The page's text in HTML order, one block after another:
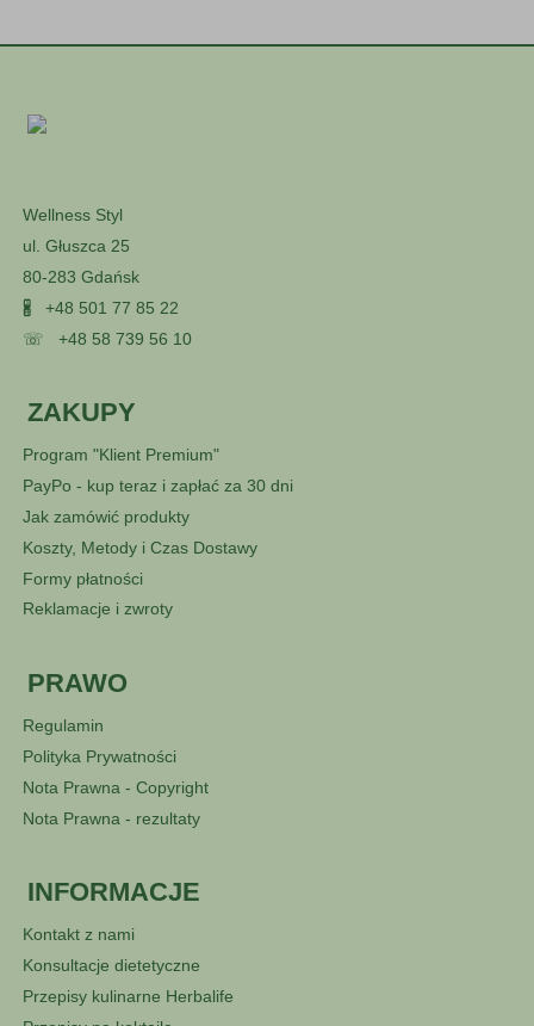
Wellness Styl
ul. Głuszca 25
80-283 Gdańsk
🖁 +48 501 77 85 22
☏ +48 58 739 56 10
ZAKUPY
Program "Klient Premium"
PayPo - kup teraz i zapłać za 30 dni
Jak zamówić produkty
Koszty, Metody i Czas Dostawy
Formy płatności
Reklamacje i zwroty
PRAWO
Regulamin
Polityka Prywatności
Nota Prawna - Copyright
Nota Prawna - rezultaty
INFORMACJE
Kontakt z nami
Konsultacje dietetyczne
Przepisy kulinarne Herbalife